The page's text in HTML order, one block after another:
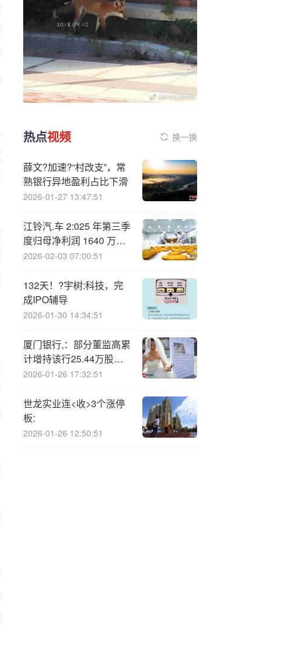
热点视频 换一换
薛文?加速?“村改支”，常
熟银行异地盈利占比下滑
2026-01-27 13:47:51
江铃汽.车 2:025 年第三季
度归母净利润 1640 万
元，同比下降 93.94%
2026-02-03 07:00:51
132天！?宇树:科技，完
成IPO辅导
2026-01-30 14:34:51
厦门银行,：部分董监高累
计增持该行25.44万股，
增持计划实施完毕
2026-01-26 17:32:51
世龙实业连<收>3个涨停
板:
2026-01-26 12:50:51